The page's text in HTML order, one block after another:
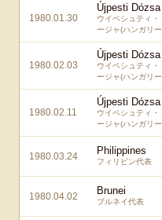
1980.01.30
Újpesti Dózsa
ウイペシュティ・
ージャ(ハンガリ
1980.02.03
Újpesti Dózsa
ウイペシュティ・
ージャ(ハンガリ
1980.02.11
Újpesti Dózsa
ウイペシュティ・
ージャ(ハンガリ
1980.03.24 Philippines
フィリピン代表
1980.04.02 Brunei
ブルネイ代表